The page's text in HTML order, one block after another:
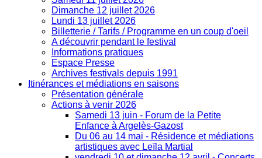
Dimanche 12 juillet 2026
Lundi 13 juillet 2026
Billetterie / Tarifs / Programme en un coup d'oeil
A découvrir pendant le festival
Informations pratiques
Espace Presse
Archives festivals depuis 1991
Itinérances et médiations en saisons
Présentation générale
Actions à venir 2026
Samedi 13 juin - Forum de la Petite
Enfance à Argelès-Gazost
Du 06 au 14 mai - Résidence et médiations
artistiques avec Leïla Martial